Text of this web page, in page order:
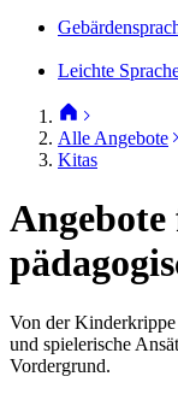
Leichte
Alle Angebote
Kitas
Von der
und spielerische
Vordergrund.